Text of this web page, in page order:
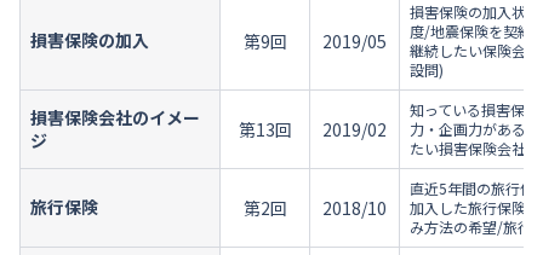
損害保険の加入 第9回 2019/05
損害保険の加入状
度/地震保険を契約
継続したい保険会
設問)
損害保険会社のイメー
ジ
第13回 2019/02
知っている損害保
力・企画力がある
たい損害保険会社/
旅行保険 第2回 2018/10
直近5年間の旅行保
加入した旅行保険
み方法の希望/旅行